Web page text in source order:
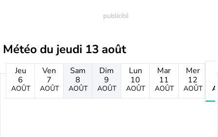
Météo du jeudi 13 août
Jeu
6
AOÛT
Ven
7
AOÛT
Sam
8
AOÛT
Dim
9
AOÛT
Lun
10
AOÛT
Mar
11
AOÛT
Mer
12
AOÛT